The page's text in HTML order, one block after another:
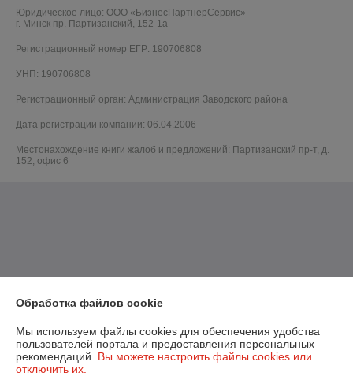
Юридическое лицо: ООО «БизнесПартнерСервис»
г. Минск пр. Партизанский, 152-1а
Регистрационный номер ЕГР: 190706808
УНП: 190706808
Регистрационный орган: Администрация Заводского района
Дата регистрации компании: 06.04.2006
Местонахождение книги жалоб и предложений: Партизанский пр-т, д.
152, офис 6
Обработка файлов cookie
Мы используем файлы cookies для обеспечения удобства
пользователей портала и предоставления персональных
рекомендаций. Вы можете настроить файлы cookies или
отключить их.